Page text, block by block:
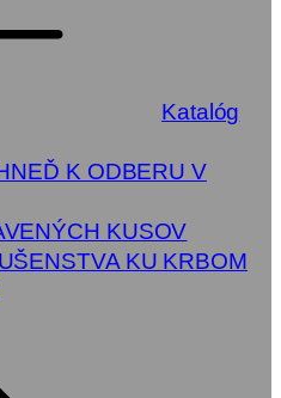
Katalóg
K ODBERU V
KUSOV
KU KRBOM